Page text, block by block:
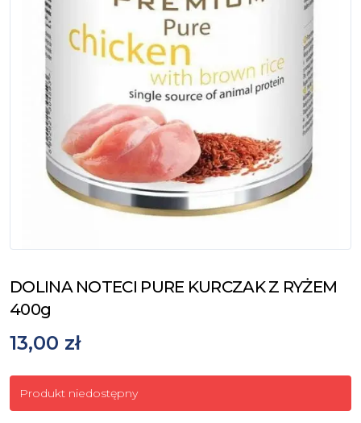
DOLINA NOTECI PURE KURCZAK Z RYŻEM
400g
13,00 zł
Produkt niedostępny